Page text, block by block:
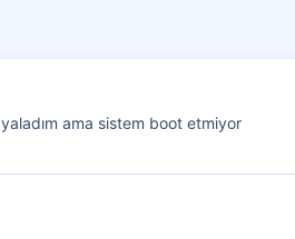
ama sistem boot etmiyor